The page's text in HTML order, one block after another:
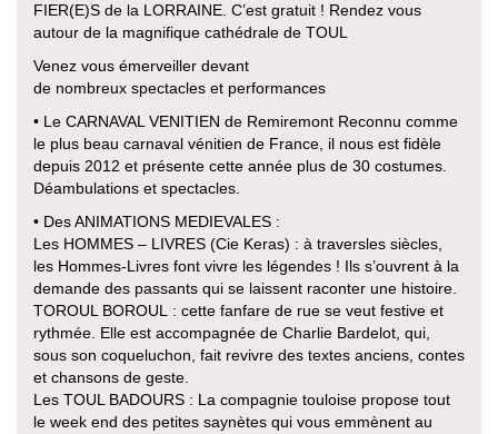
FIER(E)S de la LORRAINE. C’est gratuit ! Rendez vous
autour de la magnifique cathédrale de TOUL
Venez vous émerveiller devant
de nombreux spectacles et performances
• Le CARNAVAL VENITIEN de Remiremont Reconnu comme
le plus beau carnaval vénitien de France, il nous est fidèle
depuis 2012 et présente cette année plus de 30 costumes.
Déambulations et spectacles.
• Des ANIMATIONS MEDIEVALES :
Les HOMMES – LIVRES (Cie Keras) : à traversles siècles,
les Hommes-Livres font vivre les légendes ! Ils s’ouvrent à la
demande des passants qui se laissent raconter une histoire.
TOROUL BOROUL : cette fanfare de rue se veut festive et
rythmée. Elle est accompagnée de Charlie Bardelot, qui,
sous son coqueluchon, fait revivre des textes anciens, contes
et chansons de geste.
Les TOUL BADOURS : La compagnie touloise propose tout
le week end des petites saynètes qui vous emmènent au